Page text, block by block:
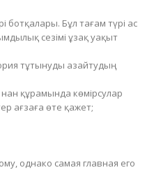
Бұл тағам түрі ас
сезімі ұзақ уақыт
тұтынуды азайтудың
құрамында көмірсулар
ағзаға өте қажет;
однако самая главная его